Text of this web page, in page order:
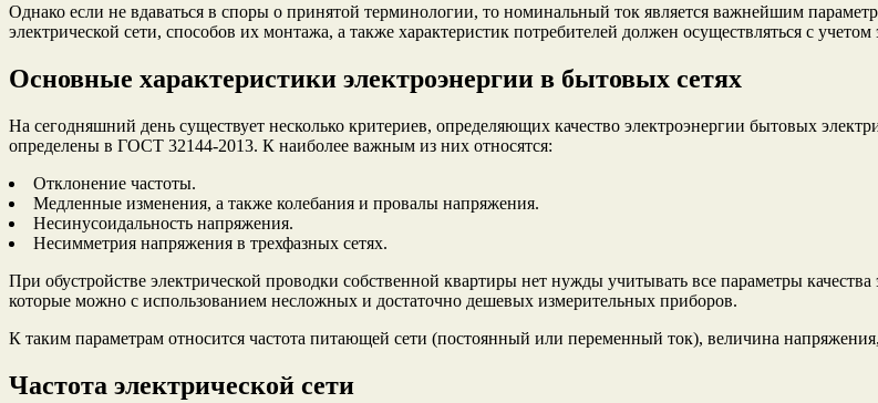
Однако если не вдаваться в споры о принятой терминологии, то номинальный ток является важнейшим
электрической сети, способов их монтажа, а также характеристик потребителей должен осуществляться с учетом
Основные характеристики электроэнергии в бытовых сетях
На сегодняшний день существует несколько критериев, определяющих качество электроэнергии бытовых
определены в ГОСТ 32144-2013. К наиболее важным из них относятся:
Отклонение частоты.
Медленные изменения, а также колебания и провалы напряжения.
Несинусоидальность напряжения.
Несимметрия напряжения в трехфазных сетях.
При обустройстве электрической проводки собственной квартиры нет нужды учитывать все параметры
которые можно с использованием несложных и достаточно дешевых измерительных приборов.
К таким параметрам относится частота питающей сети (постоянный или переменный ток), величина
Частота электрической сети